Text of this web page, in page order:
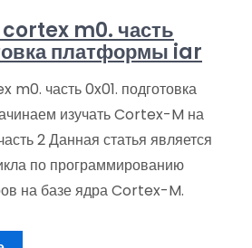
m0. часть
платформы iar
часть 0x01. подготовка
изучать Cortex-M на
2 Данная статья является
по программированию
на базе ядра Cortex-M.